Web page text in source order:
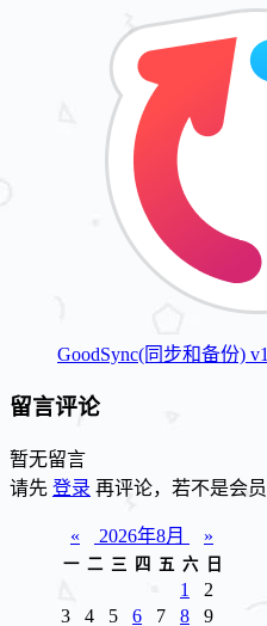
GoodSync(同步和备份)
留言评论
暂无留言
请先 登录 再评论，若不是会
« 2026年8月 »
一 二 三 四 五 六 日
1
2
3
4 5 6 7 8
9